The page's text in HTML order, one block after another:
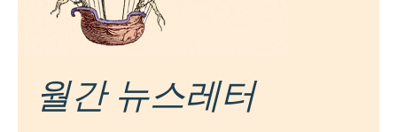
월간 뉴스레터